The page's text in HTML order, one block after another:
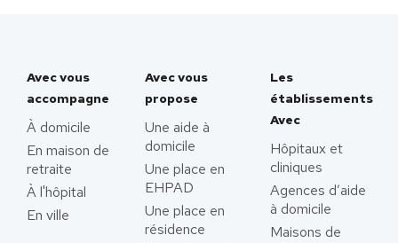
Avec vous
accompagne
À domicile
En maison de
retraite
À l'hôpital
En ville
Avec vous
propose
Une aide à
domicile
Une place en
EHPAD
Une place en
résidence
Les
établissements
Avec
Hôpitaux et
cliniques
Agences d’aide
à domicile
Maisons de